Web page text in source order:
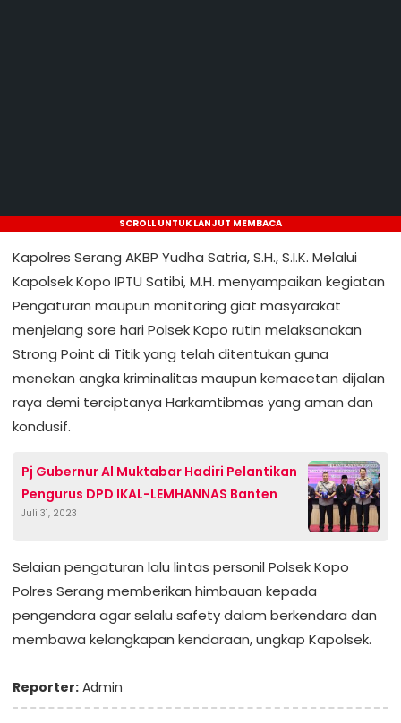
SCROLL UNTUK LANJUT MEMBACA
Kapolres Serang AKBP Yudha Satria, S.H., S.I.K. Melalui
Kapolsek Kopo IPTU Satibi, M.H. menyampaikan kegiatan
Pengaturan maupun monitoring giat masyarakat
menjelang sore hari Polsek Kopo rutin melaksanakan
Strong Point di Titik yang telah ditentukan guna
menekan angka kriminalitas maupun kemacetan dijalan
raya demi terciptanya Harkamtibmas yang aman dan
kondusif.
Pj Gubernur Al Muktabar Hadiri Pelantikan
Pengurus DPD IKAL-LEMHANNAS Banten
Juli 31, 2023
Selaian pengaturan lalu lintas personil Polsek Kopo
Polres Serang memberikan himbauan kepada
pengendara agar selalu safety dalam berkendara dan
membawa kelangkapan kendaraan, ungkap Kapolsek.
Reporter: Admin